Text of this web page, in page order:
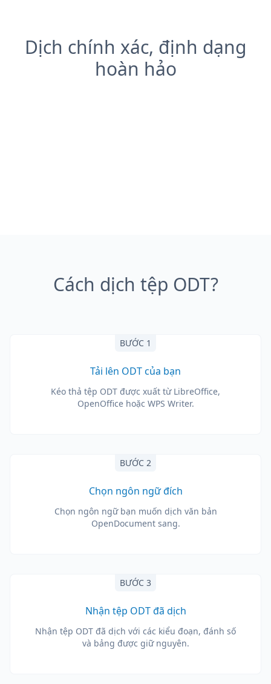
Dịch chính xác, định dạng
hoàn hảo
Cách dịch tệp ODT?
BƯỚC 1
Tải lên ODT của bạn
Kéo thả tệp ODT được xuất từ LibreOffice,
OpenOffice hoặc WPS Writer.
BƯỚC 2
Chọn ngôn ngữ đích
Chọn ngôn ngữ bạn muốn dịch văn bản
OpenDocument sang.
BƯỚC 3
Nhận tệp ODT đã dịch
Nhận tệp ODT đã dịch với các kiểu đoạn, đánh số
và bảng được giữ nguyên.